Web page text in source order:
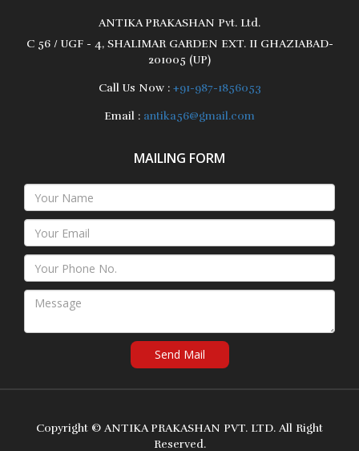
ANTIKA PRAKASHAN Pvt. Ltd.
C 56 / UGF - 4, SHALIMAR GARDEN EXT. II GHAZIABAD-
201005 (UP)
Call Us Now : +91-987-1856053
Email : antika56@gmail.com
MAILING FORM
Send Mail
Copyright © ANTIKA PRAKASHAN PVT. LTD. All Right
Reserved.